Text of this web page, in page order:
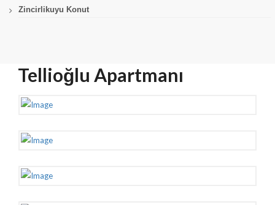
Zincirlikuyu Konut
Tellioğlu Apartmanı